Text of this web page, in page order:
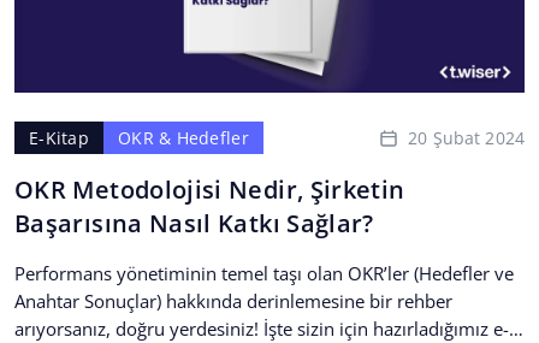
E-Kitap OKR & Hedefler 20 Şubat 2024
OKR Metodolojisi Nedir, Şirketin
Başarısına Nasıl Katkı Sağlar?
Performans yönetiminin temel taşı olan OKR’ler (Hedefler ve
Anahtar Sonuçlar) hakkında derinlemesine bir rehber
arıyorsanız, doğru yerdesiniz! İşte sizin için hazırladığımız e-